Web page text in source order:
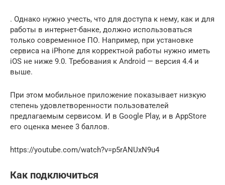
. Однако нужно учесть, что для доступа к нему, как и для
работы в интернет-банке, должно использоваться
только современное ПО. Например, при установке
сервиса на iPhone для корректной работы нужно иметь
iOS не ниже 9.0. Требования к Android — версия 4.4 и
выше.
При этом мобильное приложение показывает низкую
степень удовлетворенности пользователей
предлагаемым сервисом. И в Google Play, и в AppStore
его оценка менее 3 баллов.
https://youtube.com/watch?v=p5rANUxN9u4
Как подключиться